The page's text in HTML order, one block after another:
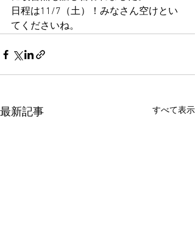
日程は11/7（土）！みなさん空けとい
てくださいね。
最新記事 すべて表示